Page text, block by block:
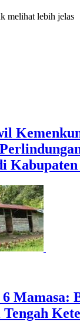
melihat lebih jelas
Kabupaten
Mamasa:
Tengah